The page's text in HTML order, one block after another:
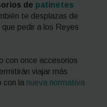
de patinetes
te desplazas de
pedir a los Reyes
con once accesorios
viajar más
con la nueva normativa